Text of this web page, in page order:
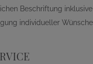
Beschriftung inklusive
individueller Wünsche